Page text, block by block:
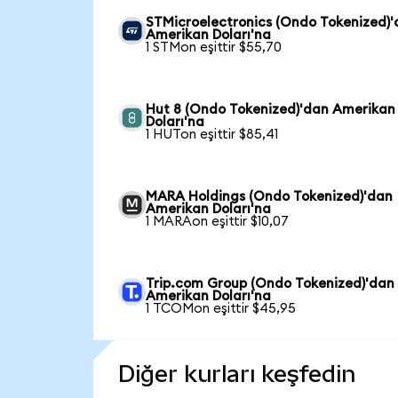
STMicroelectronics (Ondo
Amerikan Doları'na
1 STMon eşittir $55,70
Hut 8 (Ondo Tokenized)'dan Amerikan
Doları'na
1 HUTon eşittir $85,41
MARA Holdings (Ondo Tokenized)'dan
Amerikan Doları'na
1 MARAon eşittir $10,07
Trip.com Group (Ondo Tokenized)'dan
Amerikan Doları'na
1 TCOMon eşittir $45,95
Diğer kurları keşfedin